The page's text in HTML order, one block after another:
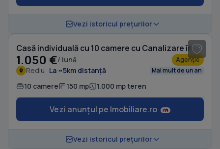
Vezi istoricul prețurilor
Casă individuală cu 10 camere cu Canalizare în Rediu
1.050 €/ lună Agenție
Rediu La ~5km distanță Mai mult de un an
10 camere 150 mp 1.000 mp teren
Vezi anunțul pe Imobiliare.ro
Vezi istoricul prețurilor